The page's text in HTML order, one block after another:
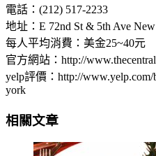
電話：(212) 517-2233
地址：E 72nd St & 5th Ave
每人平均消費：美金25~40元
官方網站：http://
yelp評價：http://www.yelp.com/
york
相關文章